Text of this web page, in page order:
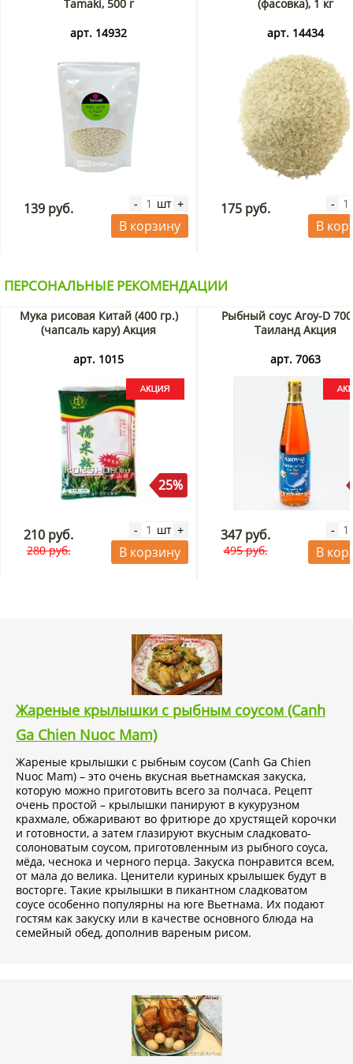
Tamaki, 500 г
арт. 14932
139 руб. - шт +
В корзину
(фасовка), 1 кг
арт. 14434
175 руб. -
В
ПЕРСОНАЛЬНЫЕ РЕКОМЕНДАЦИИ
Мука рисовая Китай (400 гр.)
(чапсаль кару) Акция
арт. 1015
25%
210 руб.
280 руб.
- шт +
В корзину
Рыбный соус Aroy-D
Таиланд Акция
арт. 7063
347 руб.
495 руб.
-
В
Жареные крылышки с рыбным соусом (Canh
Ga Chien Nuoc Mam)
Жареные крылышки с рыбным соусом (Canh Ga Chien
Nuoc Mam) – это очень вкусная вьетнамская закуска,
которую можно приготовить всего за полчаса. Рецепт
очень простой – крылышки панируют в кукурузном
крахмале, обжаривают во фритюре до хрустящей корочки
и готовности, а затем глазируют вкусным сладковато-
солоноватым соусом, приготовленным из рыбного соуса,
мёда, чеснока и черного перца. Закуска понравится всем,
от мала до велика. Ценители куриных крылышек будут в
восторге. Такие крылышки в пикантном сладковатом
соусе особенно популярны на юге Вьетнама. Их подают
гостям как закуску или в качестве основного блюда на
семейный обед, дополнив вареным рисом.